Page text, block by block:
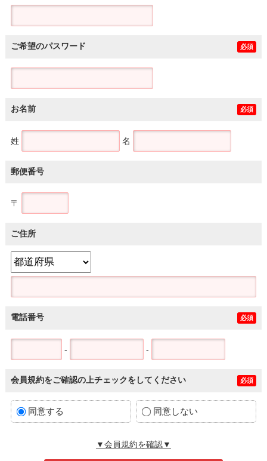
ご希望のパスワード 必須
お名前 必須
姓 名
郵便番号
〒
ご住所
電話番号 必須
- -
会員規約をご確認の上チェックをしてください 必須
同意する 同意しない
▼会員規約を確認▼